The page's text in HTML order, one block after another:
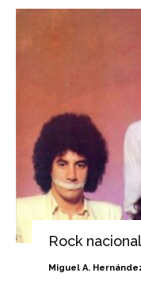
Rock
Miguel A.